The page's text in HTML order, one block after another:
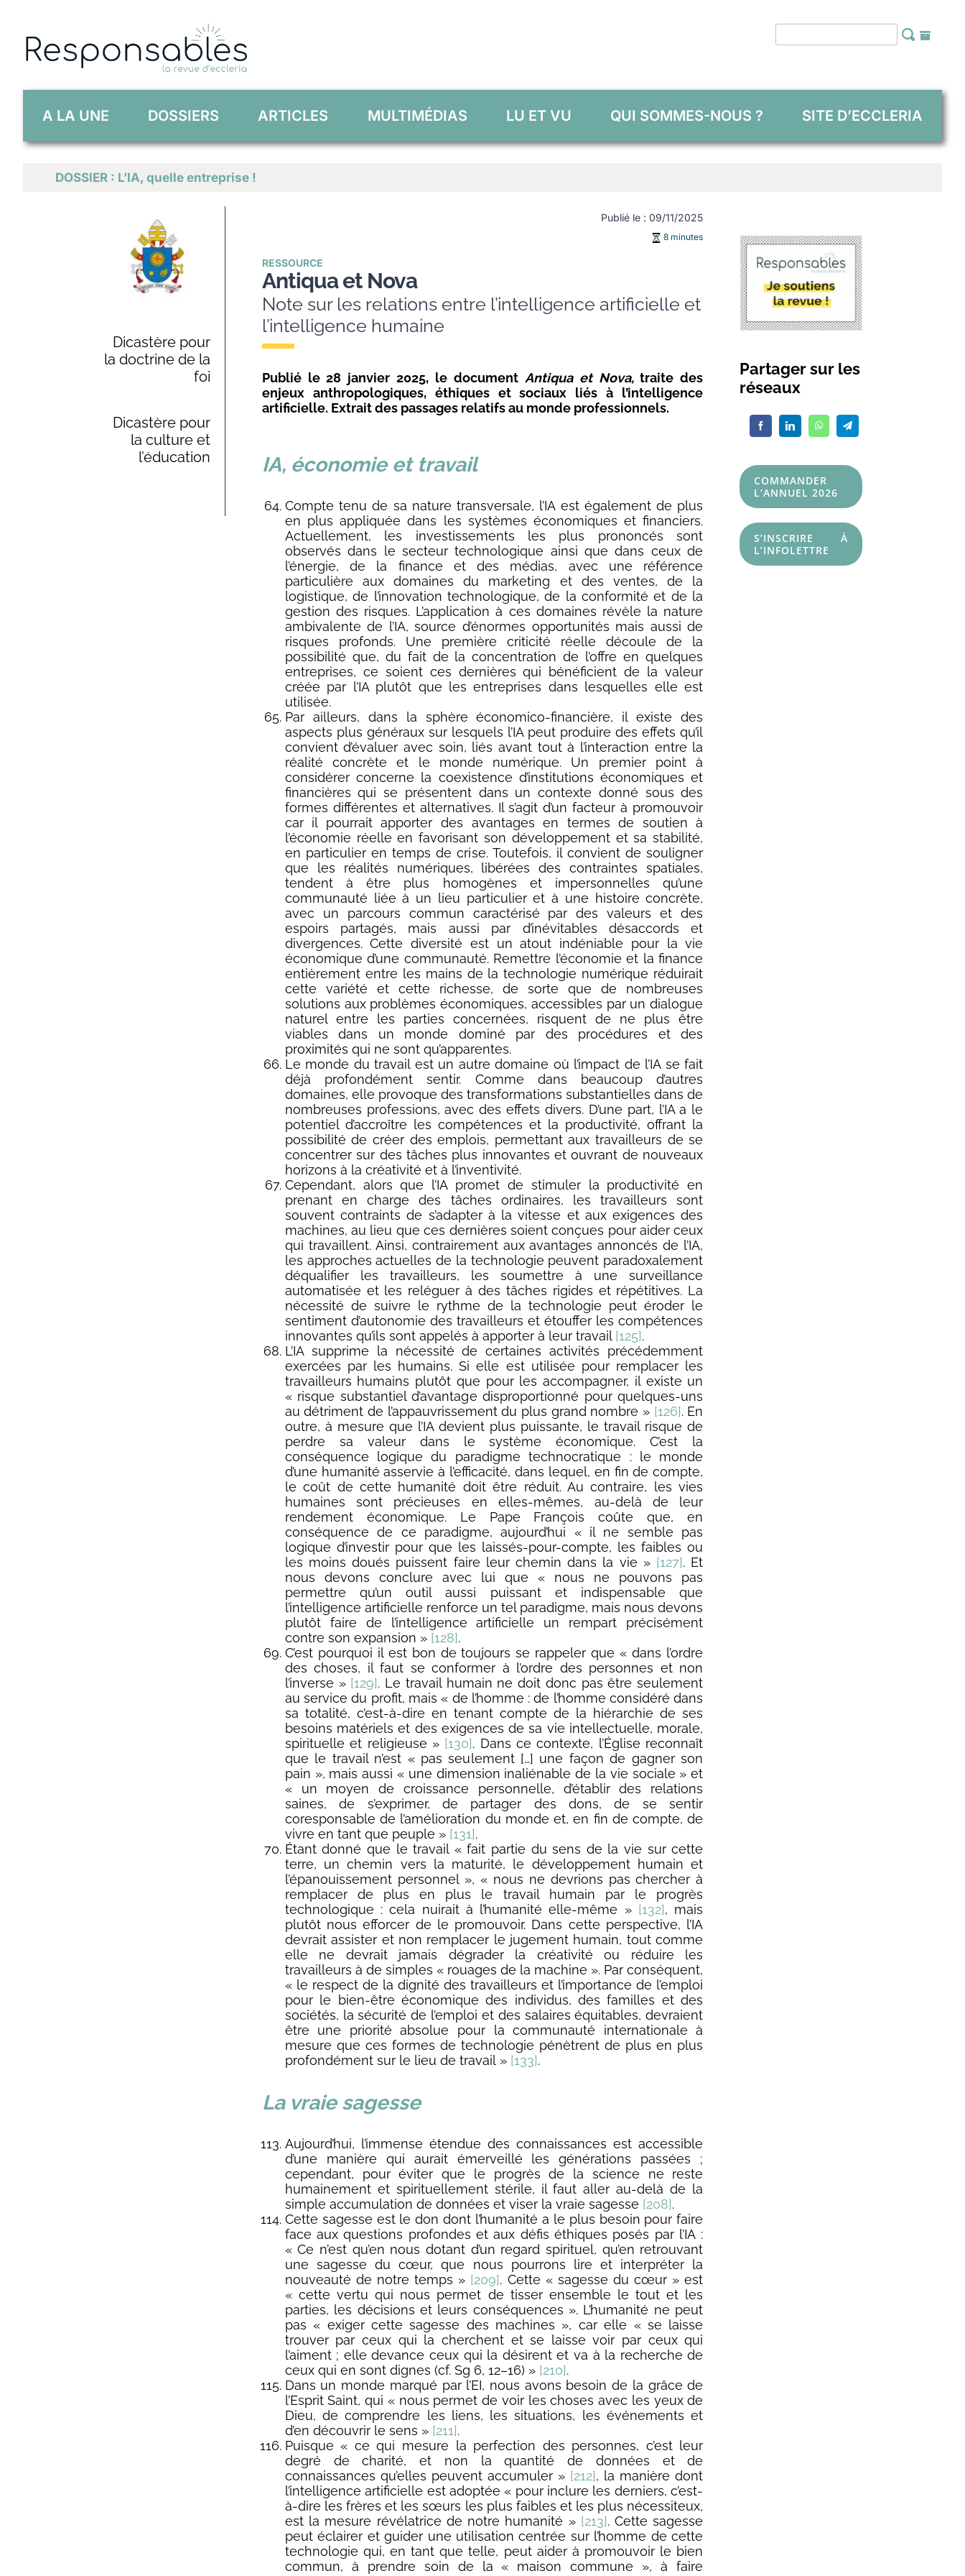
content
A LA UNE DOSSIERS ARTICLES MULTIMÉDIAS LU ET VU QUI SOMMES-NOUS ? SITE D’ECCLERIA
DOSSIER : L’IA, quelle entreprise !
Dicastère pour
la doctrine de la
foi
Dicastère pour
la culture et
l’éducation
Publié le : 09/11/2025
8 minutes
RESSOURCE
Antiqua et Nova
Note sur les relations entre l’intelligence artificielle et
l’intelligence humaine
Publié le 28 janvier 2025, le document Antiqua et Nova,traite des
enjeux anthropologiques, éthiques et sociaux liés à l’intelligence
artificielle. Extrait des passages relatifs au monde professionnels.
IA, économie et travail
Compte tenu de sa nature transversale, l’IA est également de plus
en plus appliquée dans les systèmes économiques et financiers.
Actuellement, les investissements les plus prononcés sont
observés dans le secteur technologique ainsi que dans ceux de
l’énergie, de la finance et des médias, avec une référence
particulière aux domaines du marketing et des ventes, de la
logistique, de l’innovation technologique, de la conformité et de la
gestion des risques. L’application à ces domaines révèle la nature
ambivalente de l’IA, source d’énormes opportunités mais aussi de
risques profonds. Une première criticité réelle découle de la
possibilité que, du fait de la concentration de l’offre en quelques
entreprises, ce soient ces dernières qui bénéficient de la valeur
créée par l’IA plutôt que les entreprises dans lesquelles elle est
utilisée.
Par ailleurs, dans la sphère économico-financière, il existe des
aspects plus généraux sur lesquels l’IA peut produire des effets qu’il
convient d’évaluer avec soin, liés avant tout à l’interaction entre la
réalité concrète et le monde numérique. Un premier point à
considérer concerne la coexistence d’institutions économiques et
financières qui se présentent dans un contexte donné sous des
formes différentes et alternatives. Il s’agit d’un facteur à promouvoir
car il pourrait apporter des avantages en termes de soutien à
l’économie réelle en favorisant son développement et sa stabilité,
en particulier en temps de crise. Toutefois, il convient de souligner
que les réalités numériques, libérées des contraintes spatiales,
tendent à être plus homogènes et impersonnelles qu’une
communauté liée à un lieu particulier et à une histoire concrète,
avec un parcours commun caractérisé par des valeurs et des
espoirs partagés, mais aussi par d’inévitables désaccords et
divergences. Cette diversité est un atout indéniable pour la vie
économique d’une communauté. Remettre l’économie et la finance
entièrement entre les mains de la technologie numérique réduirait
cette variété et cette richesse, de sorte que de nombreuses
solutions aux problèmes économiques, accessibles par un dialogue
naturel entre les parties concernées, risquent de ne plus être
viables dans un monde dominé par des procédures et des
proximités qui ne sont qu’apparentes.
Le monde du travail est un autre domaine où l’impact de l’IA se fait
déjà profondément sentir. Comme dans beaucoup d’autres
domaines, elle provoque des transformations substantielles dans de
nombreuses professions, avec des effets divers. D’une part, l’IA a le
potentiel d’accroître les compétences et la productivité, offrant la
possibilité de créer des emplois, permettant aux travailleurs de se
concentrer sur des tâches plus innovantes et ouvrant de nouveaux
horizons à la créativité et à l’inventivité.
Cependant, alors que l’IA promet de stimuler la productivité en
prenant en charge des tâches ordinaires, les travailleurs sont
souvent contraints de s’adapter à la vitesse et aux exigences des
machines, au lieu que ces dernières soient conçues pour aider ceux
qui travaillent. Ainsi, contrairement aux avantages annoncés de l’IA,
les approches actuelles de la technologie peuvent paradoxalement
déqualifier les travailleurs, les soumettre à une surveillance
automatisée et les reléguer à des tâches rigides et répétitives. La
nécessité de suivre le rythme de la technologie peut éroder le
sentiment d’autonomie des travailleurs et étouffer les compétences
innovantes qu’ils sont appelés à apporter à leur travail [125].
L’IA supprime la nécessité de certaines activités précédemment
exercées par les humains. Si elle est utilisée pour remplacer les
travailleurs humains plutôt que pour les accompagner, il existe un
« risque substantiel d’avantage disproportionné pour quelques-uns
au détriment de l’appauvrissement du plus grand nombre »[126]. En
outre, à mesure que l’IA devient plus puissante, le travail risque de
perdre sa valeur dans le système économique. C’est la
conséquence logique du paradigme technocratique : le monde
d’une humanité asservie à l’efficacité, dans lequel, en fin de compte,
le coût de cette humanité doit être réduit. Au contraire, les vies
humaines sont précieuses en elles-mêmes, au-delà de leur
rendement économique. Le Pape François coûte que, en
conséquence de ce paradigme, aujourd’hui « il ne semble pas
logique d’investir pour que les laissés-pour-compte, les faibles ou
les moins doués puissent faire leur chemin dans la vie » [127]. Et
nous devons conclure avec lui que « nous ne pouvons pas
permettre qu’un outil aussi puissant et indispensable que
l’intelligence artificielle renforce un tel paradigme, mais nous devons
plutôt faire de l’intelligence artificielle un rempart précisément
contre son expansion » [128].
C’est pourquoi il est bon de toujours se rappeler que « dans l’ordre
des choses, il faut se conformer à l’ordre des personnes et non
l’inverse » [129]. Le travail humain ne doit donc pas être seulement
au service du profit, mais « de l’homme : de l’homme considéré dans
sa totalité, c’est-à-dire en tenant compte de la hiérarchie de ses
besoins matériels et des exigences de sa vie intellectuelle, morale,
spirituelle et religieuse » [130]. Dans ce contexte, l’Église reconnaît
que le travail n’est « pas seulement […] une façon de gagner son
pain », mais aussi « une dimension inaliénable de la vie sociale » et
« un moyen de croissance personnelle, d’établir des relations
saines, de s’exprimer, de partager des dons, de se sentir
coresponsable de l’amélioration du monde et, en fin de compte, de
vivre en tant que peuple » [131].
Étant donné que le travail « fait partie du sens de la vie sur cette
terre, un chemin vers la maturité, le développement humain et
l’épanouissement personnel », « nous ne devrions pas chercher à
remplacer de plus en plus le travail humain par le progrès
technologique : cela nuirait à l’humanité elle-même » [132], mais
plutôt nous efforcer de le promouvoir. Dans cette perspective, l’IA
devrait assister et non remplacer le jugement humain, tout comme
elle ne devrait jamais dégrader la créativité ou réduire les
travailleurs à de simples « rouages de la machine ». Par conséquent,
« le respect de la dignité des travailleurs et l’importance de l’emploi
pour le bien-être économique des individus, des familles et des
sociétés, la sécurité de l’emploi et des salaires équitables, devraient
être une priorité absolue pour la communauté internationale à
mesure que ces formes de technologie pénètrent de plus en plus
profondément sur le lieu de travail » [133].
La vraie sagesse
Aujourd’hui, l’immense étendue des connaissances est accessible
d’une manière qui aurait émerveillé les générations passées ;
cependant, pour éviter que le progrès de la science ne reste
humainement et spirituellement stérile, il faut aller au-delà de la
simple accumulation de données et viser la vraie sagesse [208].
Cette sagesse est le don dont l’humanité a le plus besoin pour faire
face aux questions profondes et aux défis éthiques posés par l’IA :
« Ce n’est qu’en nous dotant d’un regard spirituel, qu’en retrouvant
une sagesse du cœur, que nous pourrons lire et interpréter la
nouveauté de notre temps » [209]. Cette « sagesse du cœur » est
« cette vertu qui nous permet de tisser ensemble le tout et les
parties, les décisions et leurs conséquences ». L’humanité ne peut
pas « exiger cette sagesse des machines », car elle « se laisse
trouver par ceux qui la cherchent et se laisse voir par ceux qui
l’aiment ; elle devance ceux qui la désirent et va à la recherche de
ceux qui en sont dignes (cf. Sg 6, 12–16) » [210].
Dans un monde marqué par l’EI, nous avons besoin de la grâce de
l’Esprit Saint, qui « nous permet de voir les choses avec les yeux de
Dieu, de comprendre les liens, les situations, les événements et
d’en découvrir le sens » [211].
Puisque « ce qui mesure la perfection des personnes, c’est leur
degré de charité, et non la quantité de données et de
connaissances qu’elles peuvent accumuler » [212], la manière dont
l’intelligence artificielle est adoptée « pour inclure les derniers, c’est-
à-dire les frères et les sœurs les plus faibles et les plus nécessiteux,
est la mesure révélatrice de notre humanité » [213]. Cette sagesse
peut éclairer et guider une utilisation centrée sur l’homme de cette
technologie qui, en tant que telle, peut aider à promouvoir le bien
commun, à prendre soin de la « maison commune », à faire
Partager sur les
réseaux
COMMANDER
L’ANNUEL 2026
S’INSCRIRE À
L’INFOLETTRE